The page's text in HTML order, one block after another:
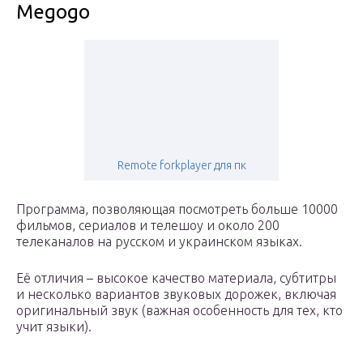
Megogo
Remote forkplayer для пк
Программа, позволяющая посмотреть больше 10000
фильмов, сериалов и телешоу и около 200
телеканалов на русском и украинском языках.
Её отличия – высокое качество материала, субтитры
и несколько вариантов звуковых дорожек, включая
оригинальный звук (важная особенность для тех, кто
учит языки).